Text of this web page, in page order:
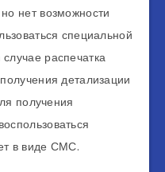
нет возможности
специальной
распечатка
детализации
получения
в виде СМС.